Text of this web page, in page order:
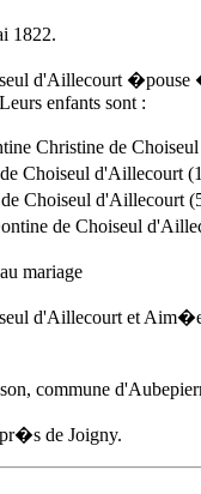
1822.
d'Aillecourt �pouse
enfants sont :
Christine de Choiseul
Choiseul
Choiseul
de Choiseul
mariage
d'Aillecourt et Aim�e
commune
de Joigny.